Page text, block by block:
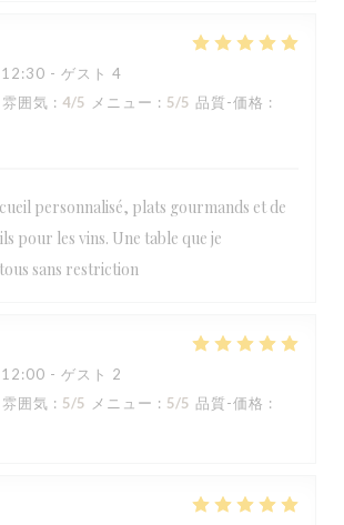
- ゲスト 4
雰囲気 : 4/5 メニュー : 5/5 品質-価格 :
personnalisé, plats gourmands et de
pour les vins. Une table que je
sans restriction
- ゲスト 2
雰囲気 : 5/5 メニュー : 5/5 品質-価格 :